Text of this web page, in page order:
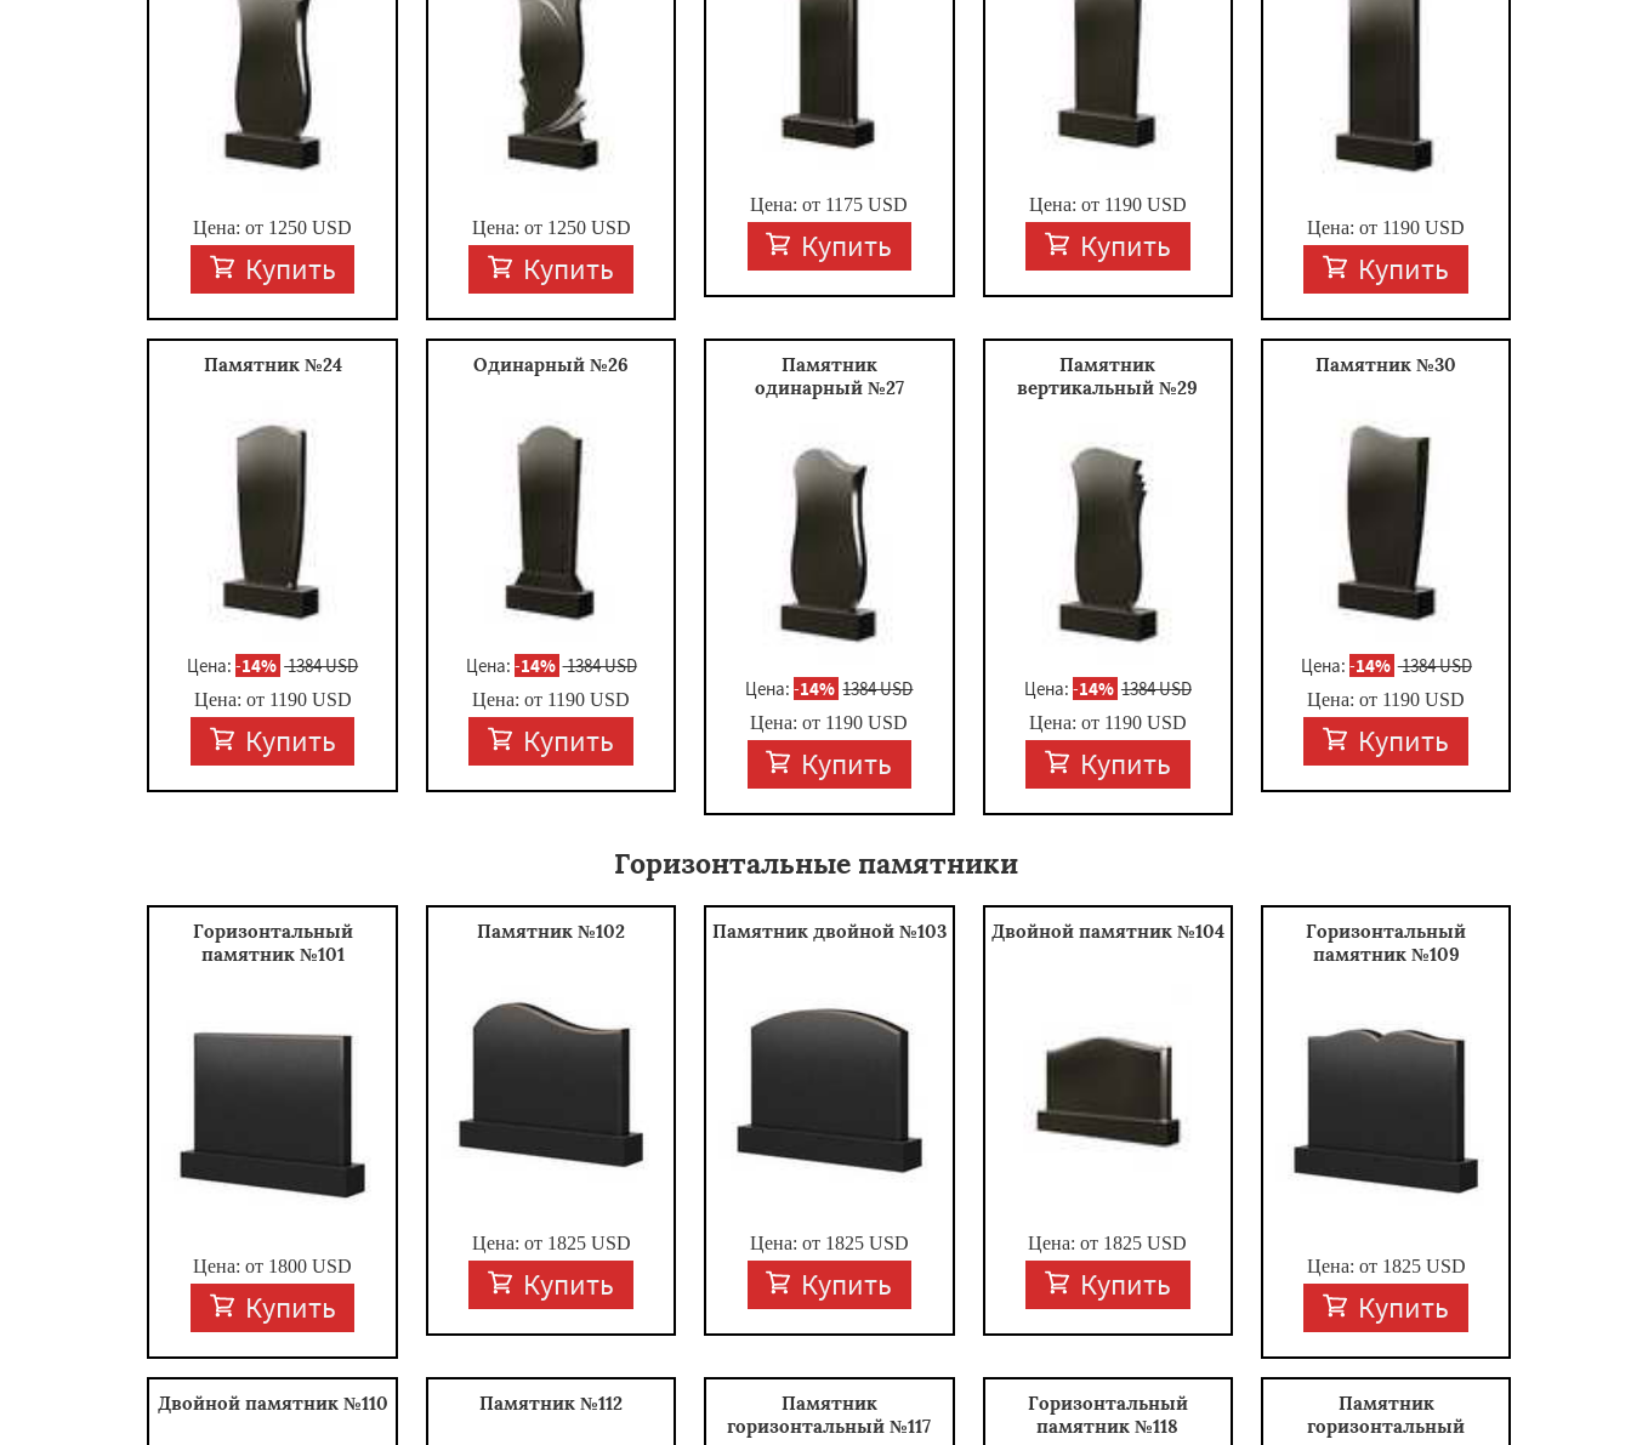
Цена: от 1250 USD
Купить
Цена: от 1250USD
Купить
Цена: от 1175 USD
Купить
Цена: от 1190USD
Купить Цена: от 1190 USD
Купить
Памятник №24
Цена:-14% 1384 USD
Цена: от 1190USD
Купить
Одинарный №26
Цена: -14% 1384 USD
Цена: от 1190 USD
Купить
Памятник
одинарный №27
Цена:-14% 1384 USD
Цена: от 1190 USD
Купить
Памятник
вертикальный №29
Цена: -14% 1384 USD
Цена: от 1190USD
Купить
Памятник №30
Цена: -14% 1384 USD
Цена: от 1190 USD
Купить
Горизонтальные памятники
Горизонтальный
памятник №101
Цена: от 1800 USD
Купить
Памятник №102
Цена: от 1825USD
Купить
Памятник двойной №103
Цена: от 1825USD
Купить
Двойной памятник №104
Цена: от 1825 USD
Купить
Горизонтальный
памятник №109
Цена: от 1825USD
Купить
Двойной памятник №110 Памятник №112
Памятник
горизонтальный №117
Горизонтальный
памятник №118
Памятник
горизонтальный